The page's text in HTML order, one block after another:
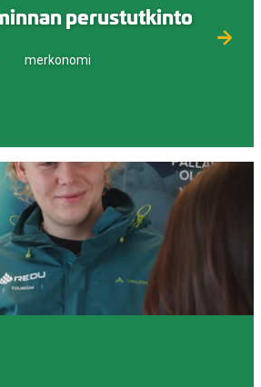
perustutkinto
merkonomi